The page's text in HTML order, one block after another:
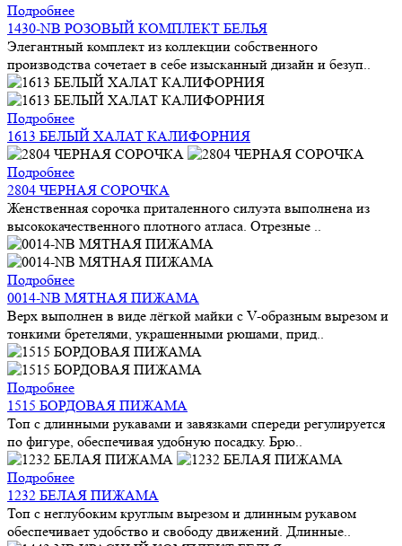
Подробнее
1430-NB РОЗОВЫЙ КОМПЛЕКТ БЕЛЬЯ
Элегантный комплект из коллекции собственного
производства сочетает в себе изысканный дизайн и безуп..
Подробнее
1613 БЕЛЫЙ ХАЛАТ КАЛИФОРНИЯ
Подробнее
2804 ЧЕРНАЯ СОРОЧКА
Женственная сорочка приталенного силуэта выполнена из
высококачественного плотного атласа. Отрезные ..
Подробнее
0014-NB МЯТНАЯ ПИЖАМА
Верх выполнен в виде лёгкой майки с V-образным вырезом и
тонкими бретелями, украшенными рюшами, прид..
Подробнее
1515 БОРДОВАЯ ПИЖАМА
Топ с длинными рукавами и завязками спереди регулируется
по фигуре, обеспечивая удобную посадку. Брю..
Подробнее
1232 БЕЛАЯ ПИЖАМА
Топ с неглубоким круглым вырезом и длинным рукавом
обеспечивает удобство и свободу движений. Длинные..